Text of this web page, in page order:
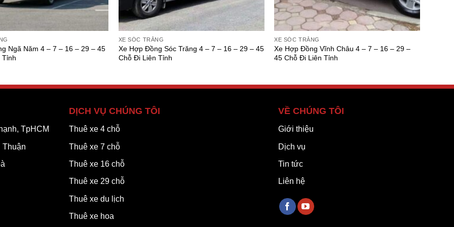
Ngã Năm 4 – 7 – 16 – 29 – 45
Tỉnh
XE SÓC TRĂNG
Xe Hợp Đồng Sóc Trăng 4 – 7 – 16 – 29 – 45
Chỗ Đi Liên Tỉnh
XE SÓC TRĂNG
Xe Hợp Đồng Vĩnh Châu 4 – 7 – 16 – 29 –
45 Chỗ Đi Liên Tỉnh
TpHCM
Thuận
DỊCH VỤ CHÚNG TÔI
Thuê xe 4 chỗ
Thuê xe 7 chỗ
Thuê xe 16 chỗ
Thuê xe 29 chỗ
Thuê xe du lịch
Thuê xe hoa
VỀ CHÚNG TÔI
Giới thiệu
Dịch vụ
Tin tức
Liên hệ